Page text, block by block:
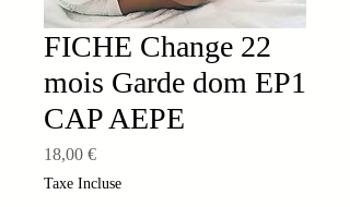
FICHE Change 22
mois Garde dom EP1
CAP AEPE
18,00 €Prix
Taxe Incluse